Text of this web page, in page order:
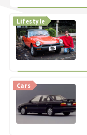
Lifestyle
Cars